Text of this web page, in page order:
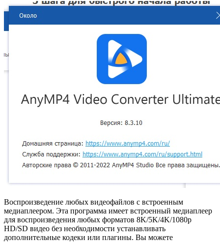
Воспроизведение любых видеофайлов с встроенным
медиаплеером. Эта программа имеет встроенный медиаплеер
для воспроизведения любых форматов 8K/5K/4K/1080p
HD/SD видео без необходимости устанавливать
дополнительные кодеки или плагины. Вы можете